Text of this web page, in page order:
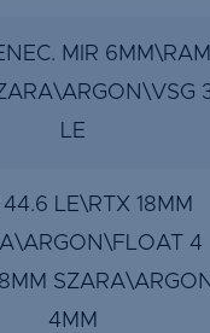
MIR
LE
44.6 LE\RTX 18MM
4
4MM